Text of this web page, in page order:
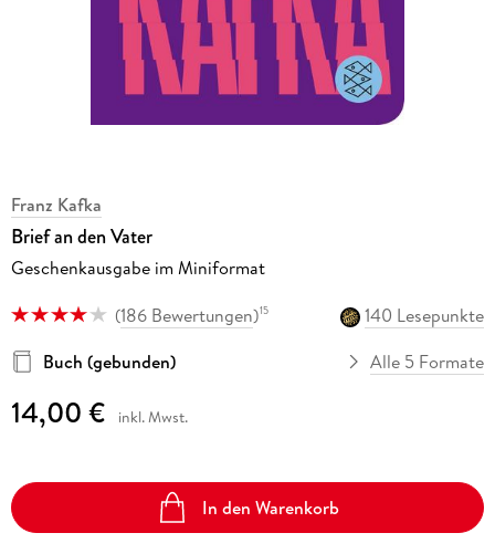
Franz Kafka
Brief an den Vater
Geschenkausgabe im Miniformat
(186 Bewertungen)15
140 Lesepunkte
Buch (gebunden)
Alle 5 Formate
14,00 € inkl. Mwst.
In den Warenkorb